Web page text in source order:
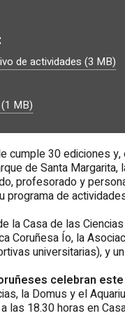
:
de actividades (3 MB)
MB)
cumple 30 ediciones
de Santa
profesorado y
programa de
la Casa de las
Coruñesa Ío, la
universitarias), y
celebran
la Domus y el
las 18.30 horas en